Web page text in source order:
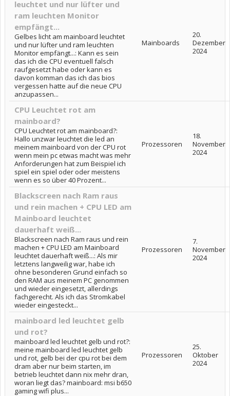
leuchtet und nur lüfter und
ram leuchten Monitor
empfängt...
Gelbes licht am mainboard leuchtet
und nur lüfter und ram leuchten
Monitor empfängt...: Kann es sein
das ich die CPU eventuell falsch
raufgesetzt habe oder kann es
davon komman das ich das bios
vergessen hatte auf die neue CPU
anzupassen...
Mainboards
20.
Dezember
2024
CPU Leuchtet rot am
mainboard?
CPU Leuchtet rot am mainboard?:
Hallo unzwar leuchtet die led an
meinem mainboard von der CPU rot
wenn mein pc etwas macht was mehr
Anforderungen hat zum Beispiel ich
spiel ein spiel oder oder meistens
wenn es so über 40 Prozent...
Prozessoren
18.
November
2024
Blackscreen nach Ram raus
und rein machen + CPU LED am
Mainboard leuchtet
dauerhaft weiß...
Blackscreen nach Ram raus und rein
machen + CPU LED am Mainboard
leuchtet dauerhaft weiß...: Als mir
letztens langweilig war, habe ich
ohne besonderen Grund einfach so
den RAM aus meinem PC genommen
und wieder eingesetzt, allerdings
fachgerecht. Als ich das Stromkabel
wieder eingesteckt...
Prozessoren
7.
November
2024
mainboard led leuchtet gelb
und rot?
mainboard led leuchtet gelb und rot?:
meine mainboard led leuchtet gelb
und rot, gelb bei der cpu rot bei dem
dram aber nur beim starten, im
betrieb leuchtet dann nix mehr dran,
woran liegt das? mainboard: msi b650
gaming wifi plus...
Prozessoren
25.
Oktober
2024